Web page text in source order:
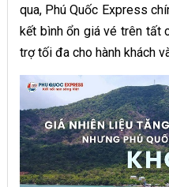
qua, Phú Quốc Express
kết bình ổn giá vé trên tất
trợ tối đa cho hành khách